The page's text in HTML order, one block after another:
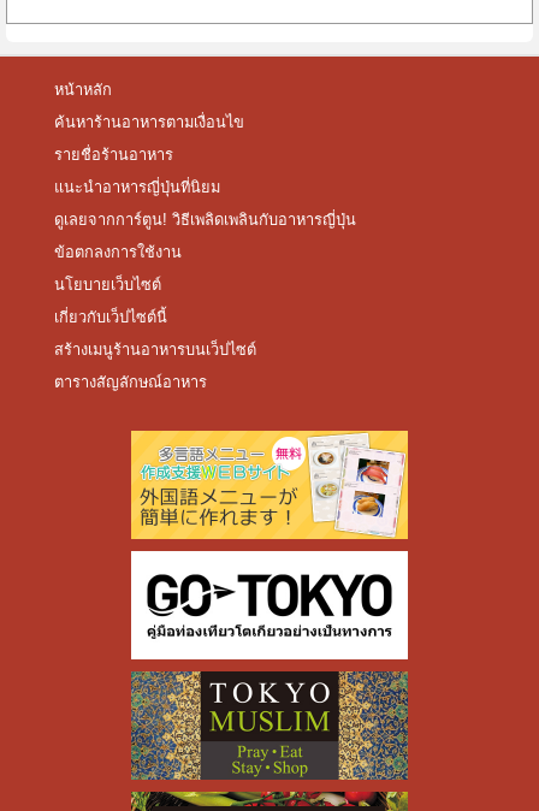
หน้าหลัก
ค้นหาร้านอาหารตามเงื่อนไข
รายชื่อร้านอาหาร
แนะนำอาหารญี่ปุ่นที่นิยม
ดูเลยจากการ์ตูน! วิธีเพลิดเพลินกับอาหารญี่ปุ่น
ข้อตกลงการใช้งาน
นโยบายเว็บไซต์
เกี่ยวกับเว็ปไซต์นี้
สร้างเมนูร้านอาหารบนเว็ปไซต์
ตารางสัญลักษณ์อาหาร